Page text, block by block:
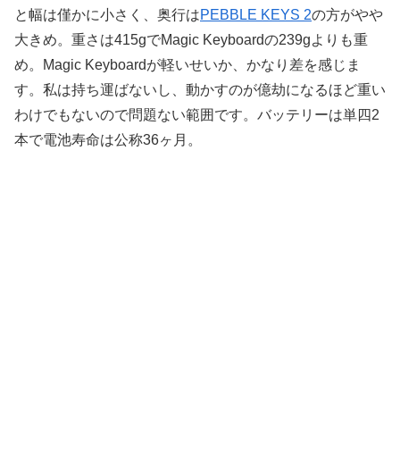
と幅は僅かに小さく、奥行はPEBBLE KEYS 2の方がやや
大きめ。重さは415gでMagic Keyboardの239gよりも重
め。Magic Keyboardが軽いせいか、かなり差を感じま
す。私は持ち運ばないし、動かすのが億劫になるほど重い
わけでもないので問題ない範囲です。バッテリーは単四2
本で電池寿命は公称36ヶ月。